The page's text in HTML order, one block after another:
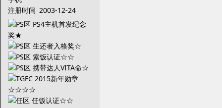
注册时间 2003-12-24